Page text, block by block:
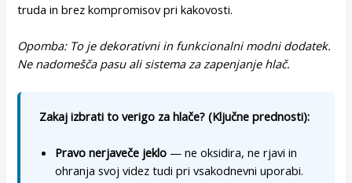
truda in brez kompromisov pri kakovosti.
Opomba: To je dekorativni in funkcionalni modni dodatek.
Ne nadomešča pasu ali sistema za zapenjanje hlač.
Zakaj izbrati to verigo za hlače? (Ključne prednosti):
Pravo nerjaveče jeklo — ne oksidira, ne rjavi in
ohranja svoj videz tudi pri vsakodnevni uporabi.